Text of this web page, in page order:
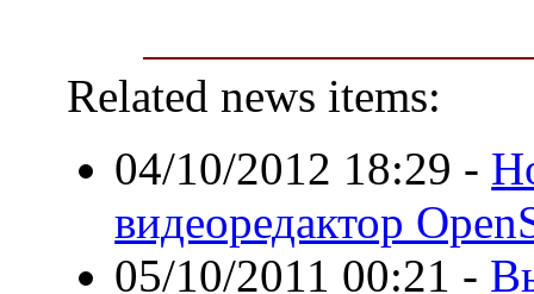
Related news items:
04/10/2012 18:29 -
видеоредактор
05/10/2011 00:21 -